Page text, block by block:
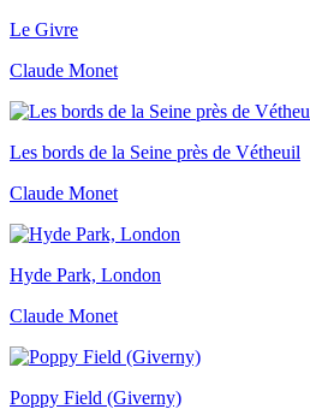
Le Givre
Claude Monet
Les bords de la Seine près de Vétheuil
Claude Monet
Hyde Park, London
Claude Monet
Poppy Field (Giverny)